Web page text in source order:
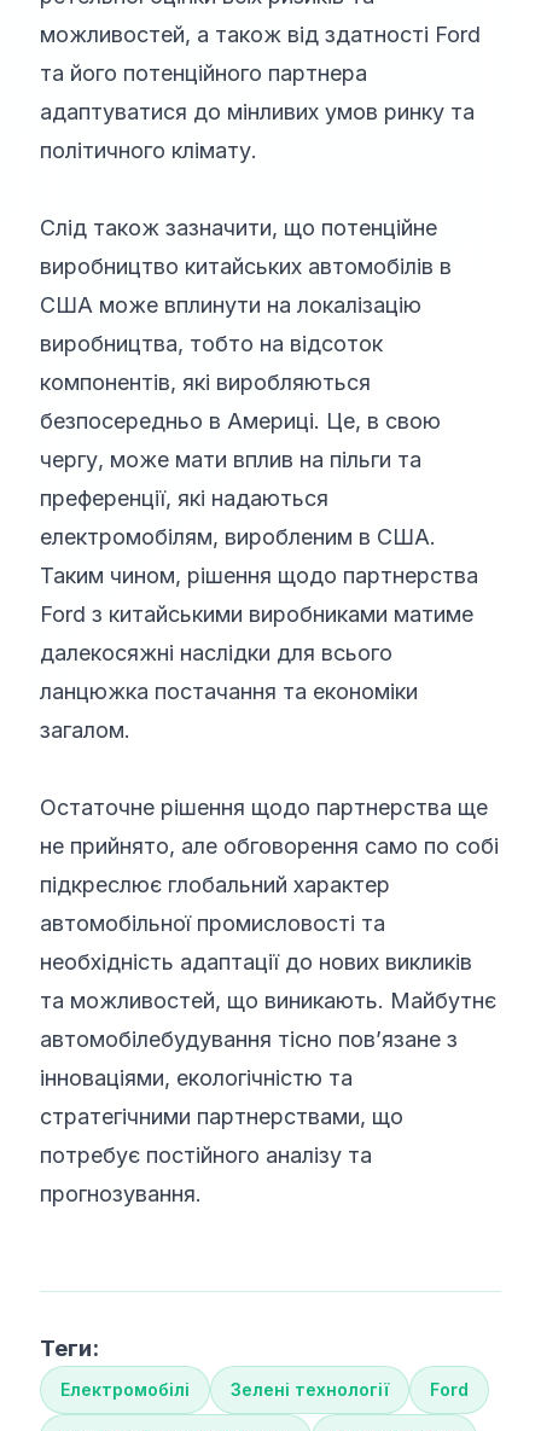
можливостей, а також від здатності Ford
та його потенційного партнера
адаптуватися до мінливих умов ринку та
політичного клімату.
Слід також зазначити, що потенційне
виробництво китайських автомобілів в
США може вплинути на локалізацію
виробництва, тобто на відсоток
компонентів, які виробляються
безпосередньо в Америці. Це, в свою
чергу, може мати вплив на пільги та
преференції, які надаються
електромобілям, виробленим в США.
Таким чином, рішення щодо партнерства
Ford з китайськими виробниками матиме
далекосяжні наслідки для всього
ланцюжка постачання та економіки
загалом.
Остаточне рішення щодо партнерства ще
не прийнято, але обговорення само по собі
підкреслює глобальний характер
автомобільної промисловості та
необхідність адаптації до нових викликів
та можливостей, що виникають. Майбутнє
автомобілебудування тісно пов’язане з
інноваціями, екологічністю та
стратегічними партнерствами, що
потребує постійного аналізу та
прогнозування.
Теги:
Електромобілі Зелені технології Ford